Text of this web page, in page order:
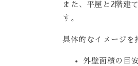
また、平屋と2階建
す。
具体的なイメージを
外壁面積の目